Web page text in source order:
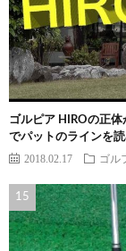
ゴルピア HIROの正
でパットのラインを
2018.02.17 ゴル